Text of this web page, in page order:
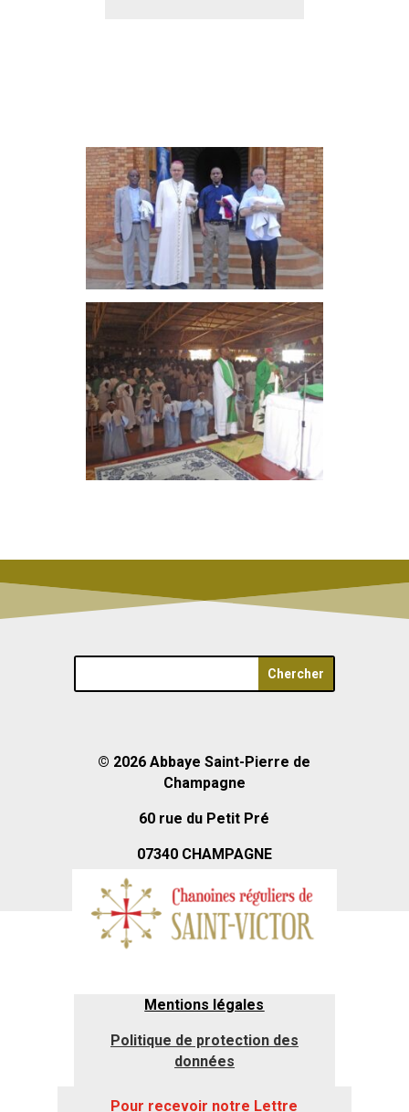
© 2026Abbaye Saint-Pierre de
Champagne
60 rue du Petit Pré
07340 CHAMPAGNE
Mentions légales
Politique de protection des
données
Pour recevoir notre Lettre